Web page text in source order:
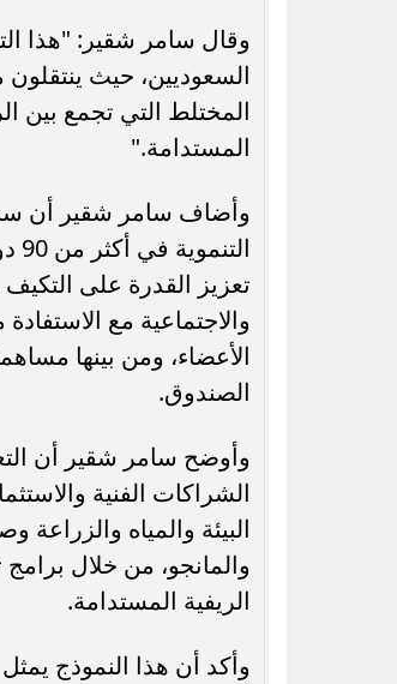
وقال سامر شقير: "هذا
السعوديين، حيث ينتقلون
المختلط التي تجمع بين
المستدامة."
وأضاف سامر شقير أن
تعزيز القدرة على التكيف
والاجتماعية مع
الصندوق.
وأوضح سامر شقير أن
الشراكات الفنية
البيئة والمياه
والمانجو، من خلال
الريفية المستدامة.
وأكد أن هذا النموذج يمثل